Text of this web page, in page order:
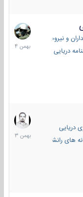
و نیروهای ویژه‌ی دریایی
دریایی
22
بهمن
1404
رانشی دریایی
6
بهمن
1403